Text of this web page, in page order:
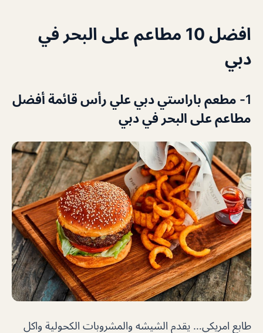
افضل 10 مطاعم على البحر في
دبي
1- مطعم باراستي دبي علي رأس قائمة أفضل
مطاعم على البحر في دبي
طابع امريكي… يقدم الشيشه والمشروبات الكحولية واكل